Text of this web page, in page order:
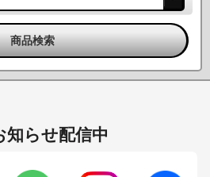
らせ配信中